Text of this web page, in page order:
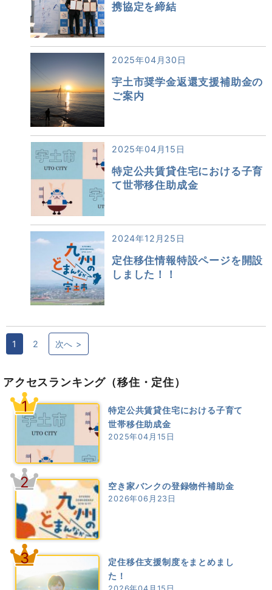
携協定を締結
2025年04月30日
宇土市奨学金返還支援補助金の
ご案内
2025年04月15日
特定公共賃貸住宅における子育
て世帯移住助成金
2024年12月25日
定住移住情報特設ページを開設
しました！！
1 2 次へ >
アクセスランキング （移住・定住）
1
特定公共賃貸住宅における子育て
世帯移住助成金
2025年04月15日
2 空き家バンクの登録物件補助金
2026年06月23日
3
定住移住支援制度をまとめまし
た！